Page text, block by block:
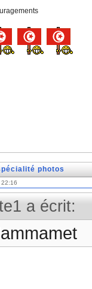
photos
a écrit: